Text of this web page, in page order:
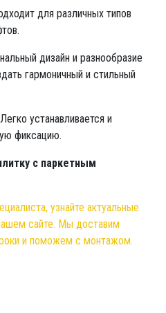
для различных типов
дизайн и разнообразие
гармоничный и стильный
Легко устанавливается и
фиксацию.
с паркетным
узнайте актуальные
сайте. Мы доставим
и поможем с монтажом.